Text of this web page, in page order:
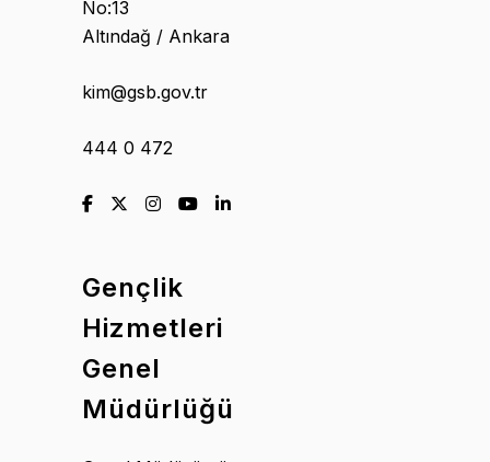
No:13
Altındağ / Ankara
kim@gsb.gov.tr
444 0 472
Gençlik
Hizmetleri
Genel
Müdürlüğü